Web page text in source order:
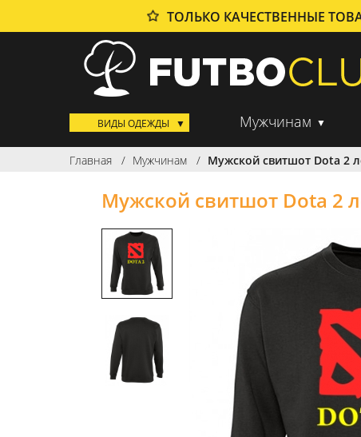
ТОЛЬКО КАЧЕСТВЕННЫЕ
ВИДЫ ОДЕЖДЫ Мужчинам
Главная Мужчинам Мужской свитшот Dota 2
Мужской свитшот Dota 2